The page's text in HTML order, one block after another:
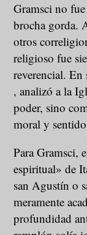
Gramsci no
brocha gorda.
otros
religioso fue
reverencial. En
, analizó a la
poder, sino
moral y
Para Gramsci,
espiritual» de
san Agustín o
meramente
profundidad